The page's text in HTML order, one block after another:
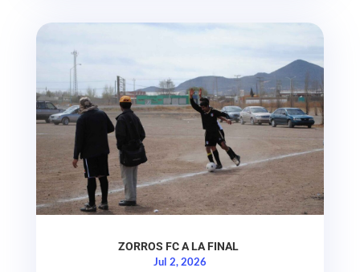
ZORROS FC A LA FINAL
Jul 2, 2026